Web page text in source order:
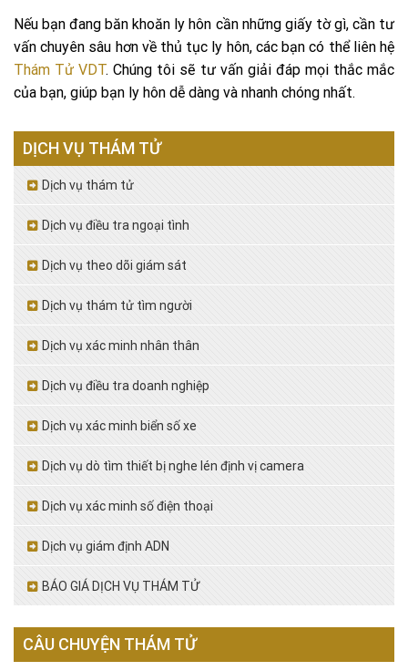
Nếu bạn đang băn khoăn ly hôn cần những giấy tờ gì, cần tư
vấn chuyên sâu hơn về thủ tục ly hôn, các bạn có thể liên hệ
Thám Tử VDT. Chúng tôi sẽ tư vấn giải đáp mọi thắc mắc
của bạn, giúp bạn ly hôn dễ dàng và nhanh chóng nhất.
DỊCH VỤ THÁM TỬ
Dịch vụ thám tử
Dịch vụ điều tra ngoại tình
Dịch vụ theo dõi giám sát
Dịch vụ thám tử tìm người
Dịch vụ xác minh nhân thân
Dịch vụ điều tra doanh nghiệp
Dịch vụ xác minh biển số xe
Dịch vụ dò tìm thiết bị nghe lén định vị camera
Dịch vụ xác minh số điện thoại
Dịch vụ giám định ADN
BÁO GIÁ DỊCH VỤ THÁM TỬ
CÂU CHUYỆN THÁM TỬ